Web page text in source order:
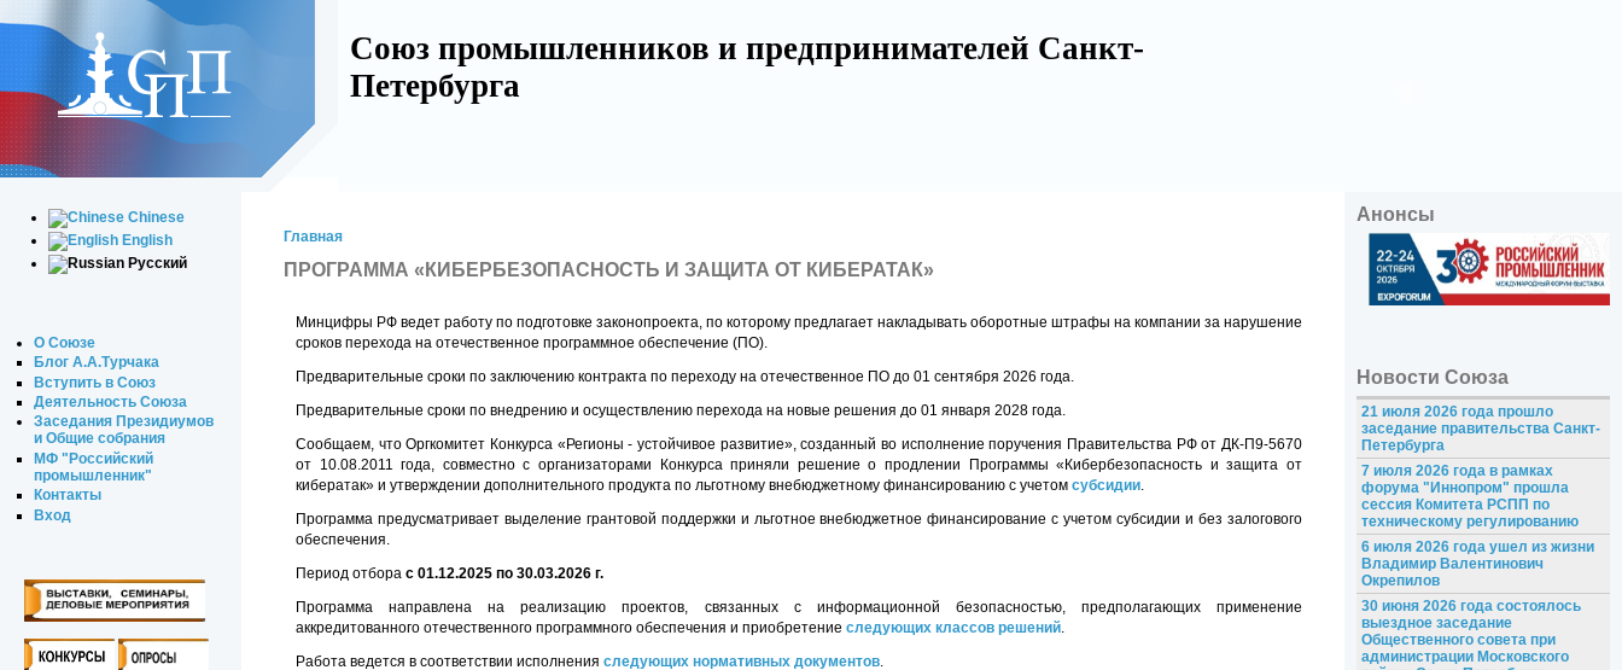
Союз промышленников и предпринимателей Санкт-
Петербурга
Chinese
English
Русский
О Союзе
Блог А.А.Турчака
Вступить в Союз
Деятельность Союза
Заседания Президиумов
и Общие собрания
МФ "Российский
промышленник"
Контакты
Вход
Главная
ПРОГРАММА «КИБЕРБЕЗОПАСНОСТЬ И ЗАЩИТА ОТ КИБЕРАТАК»
Минцифры РФ ведет работу по подготовке законопроекта, по которому предлагает накладывать оборотные штрафы на компании за нарушение
сроков перехода на отечественное программное обеспечение (ПО).
Предварительные сроки по заключению контракта по переходу на отечественное ПО до 01 сентября 2026 года.
Предварительные сроки по внедрению и осуществлению перехода на новые решения до 01 января 2028 года.
Сообщаем, что Оргкомитет Конкурса «Регионы - устойчивое развитие», созданный во исполнение поручения Правительства РФ от ДК-П9-5670
от 10.08.2011 года, совместно с организаторами Конкурса приняли решение о продлении Программы «Кибербезопасность и защита от
кибератак» и утверждении дополнительного продукта по льготному внебюджетному финансированию с учетом субсидии.
Программа предусматривает выделение грантовой поддержки и льготное внебюджетное финансирование с учетом субсидии и без залогового
обеспечения.
Период отбора с 01.12.2025 по 30.03.2026 г.
Программа направлена на реализацию проектов, связанных с информационной безопасностью, предполагающих применение
аккредитованного отечественного программного обеспечения и приобретение следующих классов решений.
Работа ведется в соответствии исполнения следующих нормативных документов.
Анонсы
Новости Союза
21 июля 2026 года прошло
заседание правительства Санкт-
Петербурга
7 июля 2026 года в рамках
форума "Иннопром" прошла
сессия Комитета РСПП по
техническому регулированию
6 июля 2026 года ушел из жизни
Владимир Валентинович
Окрепилов
30 июня 2026 года состоялось
выездное заседание
Общественного совета при
администрации Московского